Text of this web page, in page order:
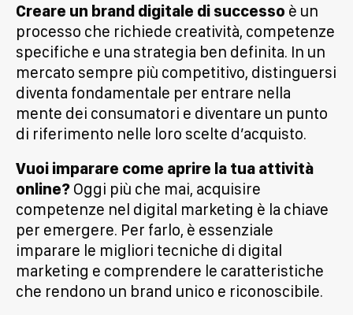
Creare un brand digitale di successo è un
processo che richiede creatività, competenze
specifiche e una strategia ben definita. In un
mercato sempre più competitivo, distinguersi
diventa fondamentale per entrare nella
mente dei consumatori e diventare un punto
di riferimento nelle loro scelte d’acquisto.
Vuoi imparare come aprire la tua attività
online? Oggi più che mai, acquisire
competenze nel digital marketing è la chiave
per emergere. Per farlo, è essenziale
imparare le migliori tecniche di digital
marketing e comprendere le caratteristiche
che rendono un brand unico e riconoscibile.